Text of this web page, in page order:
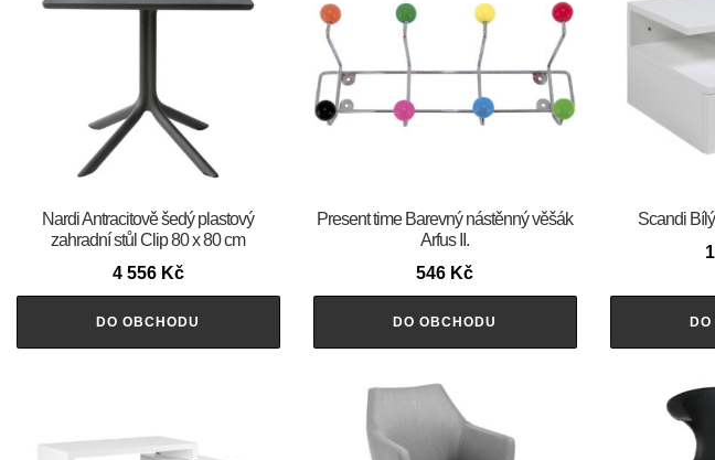
Nardi Antracitově šedý plastový
zahradní stůl Clip 80 x 80 cm
4 556 Kč
DO OBCHODU
Present time Barevný nástěnný věšák
Arfus II.
546 Kč
DO OBCHODU
Scandi
DO